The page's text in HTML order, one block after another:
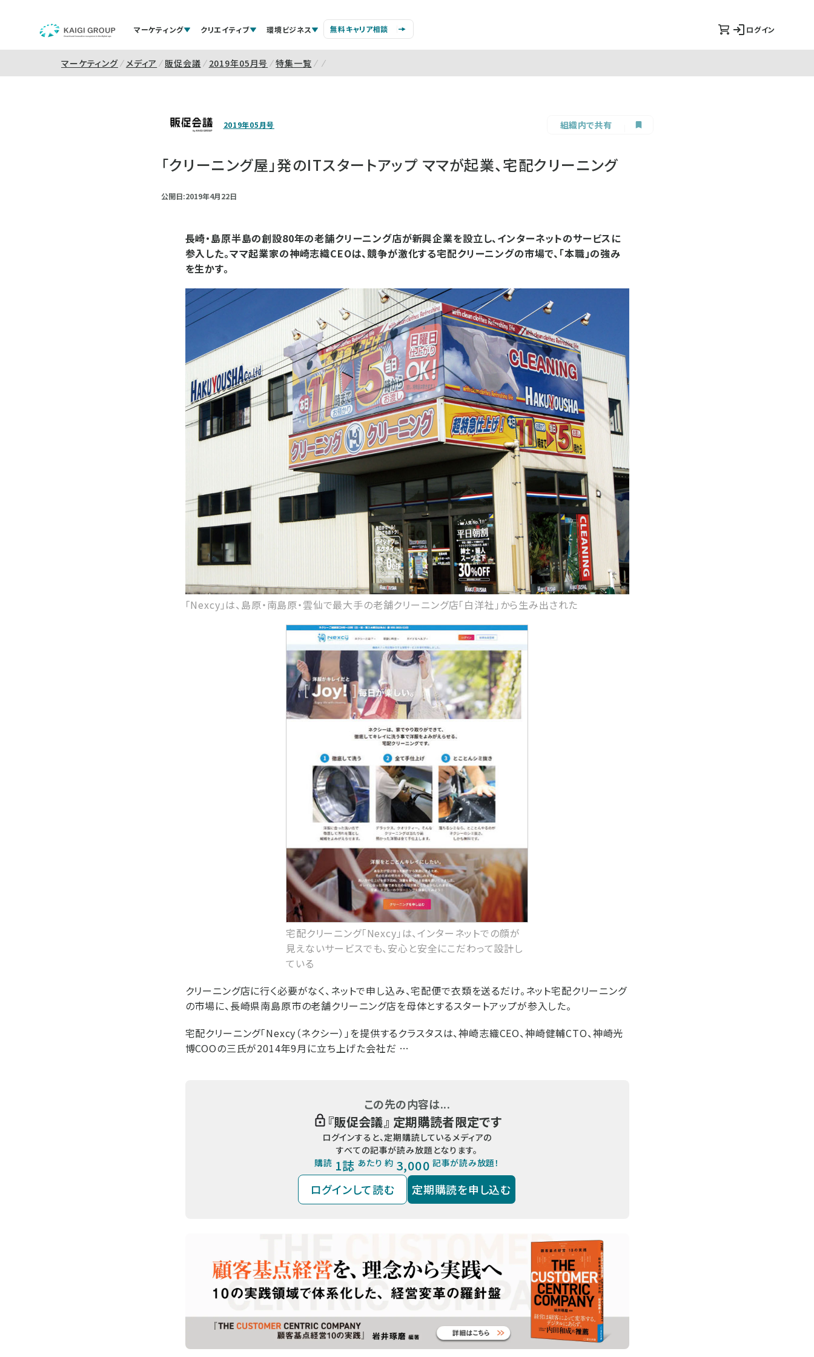
マーケティング クリエイティブ 環境ビジネス 無料キャリア相談 ログイン
マーケティング メディア 販促会議 2019年05月号 特集一覧
2019年05月号 組織内で共有
「クリーニング屋」発のITスタートアップ ママが起業、宅配クリーニング
公開日:2019年4月22日
長崎・島原半島の創設80年の老舗クリーニング店が新興企業を設立し、インターネットのサービスに
参入した。ママ起業家の神崎志織CEOは、競争が激化する宅配クリーニングの市場で、「本職」の強み
を生かす。
「Nexcy」は、島原・南島原・雲仙で最大手の老舗クリーニング店「白洋社」から生み出された
宅配クリーニング「Nexcy」は、インターネットでの顔が
見えないサービスでも、安心と安全にこだわって設計し
ている
クリーニング店に行く必要がなく、ネットで申し込み、宅配便で衣類を送るだけ。ネット宅配クリーニング
の市場に、長崎県南島原市の老舗クリーニング店を母体とするスタートアップが参入した。
宅配クリーニング「Nexcy（ネクシー）」を提供するクラスタスは、神崎志織CEO、神崎健輔CTO、神崎光
博COOの三氏が2014年9月に立ち上げた会社だ …
この先の内容は...
『販促会議』 定期購読者限定です
ログインすると、定期購読しているメディアの
すべての記事が読み放題となります。
購読 1誌 あたり 約 3,000 記事が読み放題！
ログインして読む 定期購読を申し込む